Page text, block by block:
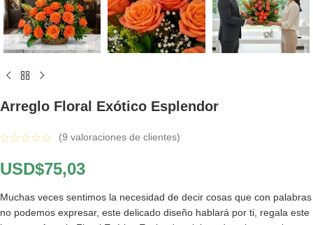
Arreglo Floral Exótico Esplendor
(9 valoraciones de clientes)
USD$75,03
Muchas veces sentimos la necesidad de decir cosas que con palabras
no podemos expresar, este delicado diseño hablará por ti, regala este